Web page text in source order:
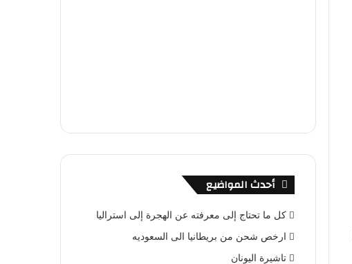
أحدث المواضيع
كل ما تحتاج إلى معرفته عن الهجرة إلى استراليا
ارخص شحن من بريطانيا الى السعوديه
تاشيرة اليونان